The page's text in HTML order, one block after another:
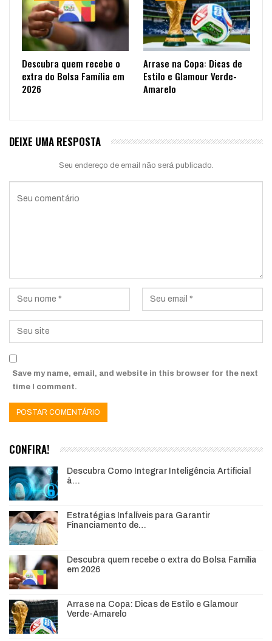
Descubra quem recebe o
extra do Bolsa Família em
2026
Arrase na Copa: Dicas de
Estilo e Glamour Verde-
Amarelo
DEIXE UMA RESPOSTA
Seu endereço de email não será publicado.
Save my name, email, and website in this browser for the next
time I comment.
CONFIRA!
Descubra Como Integrar Inteligência Artificial
à…
Estratégias Infalíveis para Garantir
Financiamento de…
Descubra quem recebe o extra do Bolsa Família
em 2026
Arrase na Copa: Dicas de Estilo e Glamour
Verde-Amarelo